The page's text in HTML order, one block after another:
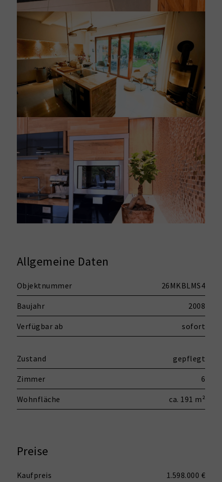
Allgemeine Daten
Objektnummer 26MKBLMS4
Baujahr 2008
Verfügbar ab sofort
Zustand gepflegt
Zimmer 6
Wohnfläche ca. 191 m²
Preise
Kaufpreis 1.598.000 €